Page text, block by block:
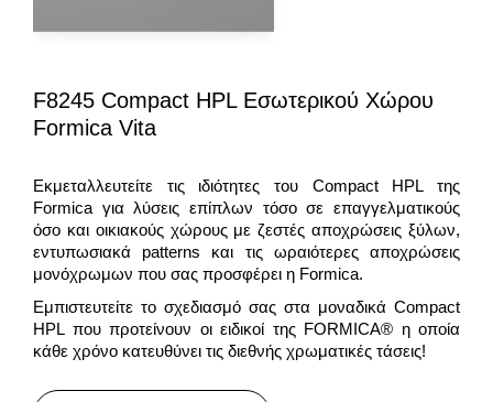
F8245 Compact HPL Εσωτερικού Χώρου
Formica Vita
Εκμεταλλευτείτε τις ιδιότητες του Compact HPL της
Formica για λύσεις επίπλων τόσο σε επαγγελματικούς
όσο και οικιακούς χώρους με ζεστές αποχρώσεις ξύλων,
εντυπωσιακά patterns και τις ωραιότερες αποχρώσεις
μονόχρωμων που σας προσφέρει η Formica.
Εμπιστευτείτε το σχεδιασμό σας στα μοναδικά Compact
HPL που προτείνουν οι ειδικοί της FORMICA® η οποία
κάθε χρόνο κατευθύνει τις διεθνής χρωματικές τάσεις!